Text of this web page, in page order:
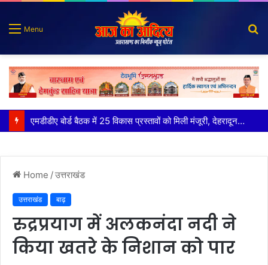
Menu
कृष्णा हाउसकीपिंग के मालिक दीपक जायसवाल विनोद नौटियाल आदि पर मुकदमा दर्ज
Home /उत्तराखंड
उत्तराखंड बाढ़
रुद्रप्रयाग में अलकनंदा नदी ने
किया खतरे के निशान को पार